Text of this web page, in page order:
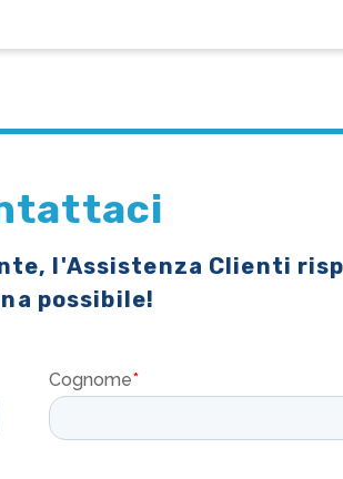
l'Assistenza Clienti
possibile!